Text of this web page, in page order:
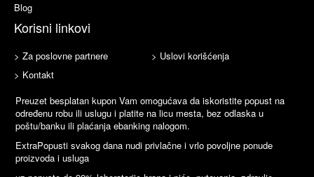
Blog
Korisni linkovi
> Za poslovne partnere
> Uslovi korišćenja
> Kontakt
Preuzet besplatan kupon Vam omogućava da iskoristite popust na
određenu robu ili uslugu i platite na licu mesta, bez odlaska u
poštu/banku ili plaćanja ebanking nalogom.
ExtraPopusti svakog dana nudi privlačne i vrlo povoljne ponude
proizvoda i usluga